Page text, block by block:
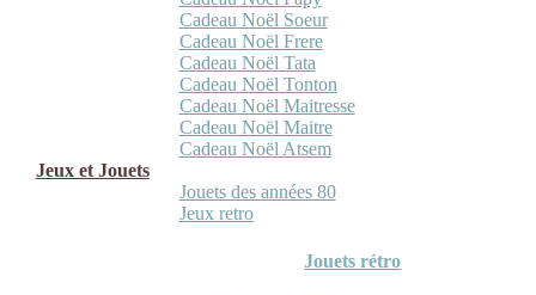
Cadeau Noël Soeur
Cadeau Noël Frere
Cadeau Noël Tata
Cadeau Noël Tonton
Cadeau Noël Maitresse
Cadeau Noël Maitre
Cadeau Noël Atsem
Jeux et Jouets
Jouets des années 80
Jeux retro
Jouets rétro